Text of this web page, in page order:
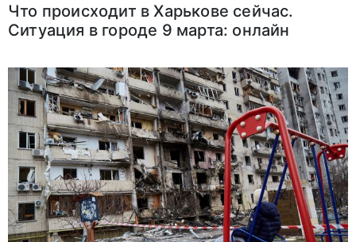
Что происходит в Харькове сейчас.
Ситуация в городе 9 марта: онлайн